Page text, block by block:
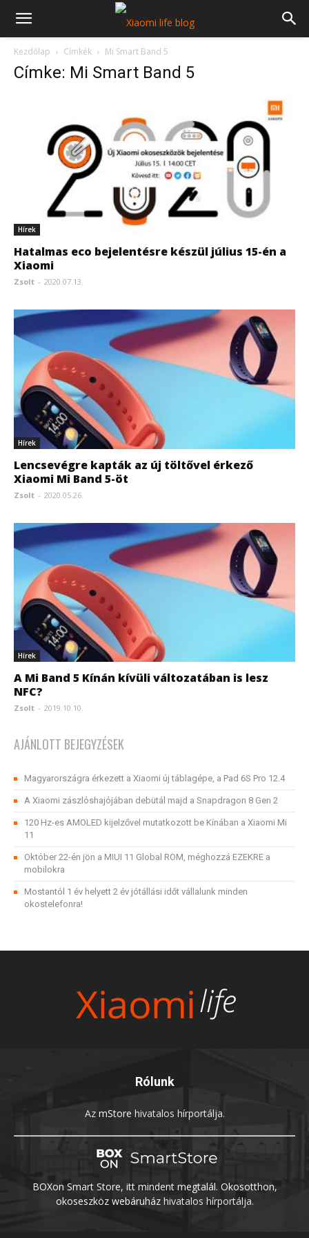
Kezdőlap Címkék Mi Smart Band 5
Címke: Mi Smart Band 5
Hírek
Hatalmas eco bejelentésre készül július 15-én a
Xiaomi
Zsolt - 2020.07.13.
Hírek
Lencsevégre kapták az új töltővel érkező
Xiaomi Mi Band 5-öt
Zsolt - 2020.05.26.
Hírek
A Mi Band 5 Kínán kívüli változatában is lesz
NFC?
Zsolt - 2019.10.10.
AJÁNLOTT BEJEGYZÉSEK
Magyarországra érkezett a Xiaomi új táblagépe, a Pad 6S Pro 12.4
A Xiaomi zászlóshajójában debütál majd a Snapdragon 8 Gen 2
120 Hz-es AMOLED kijelzővel mutatkozott be Kínában a Xiaomi Mi
11
Október 22-én jön a MIUI 11 Global ROM, méghozzá EZEKRE a
mobilokra
Mostantól 1 év helyett 2 év jótállási időt vállalunk minden
okostelefonra!
Rólunk
Az mStore hivatalos hírportálja.
BOXon Smart Store, itt mindent megtalál. Okosotthon,
okoseszköz webáruházhivatalos hírportálja.